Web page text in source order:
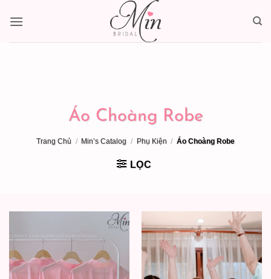
qua
Áo Choàng Robe
Trang Chủ / Min’s Catalog / Phụ Kiện / Áo Choàng Robe
LỌC